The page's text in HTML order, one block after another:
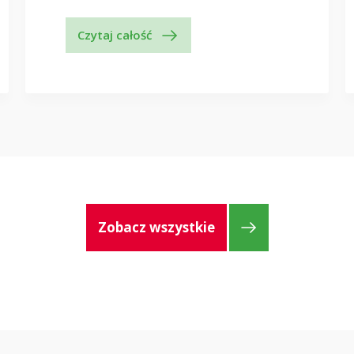
Czytaj całość
Zobacz wszystkie